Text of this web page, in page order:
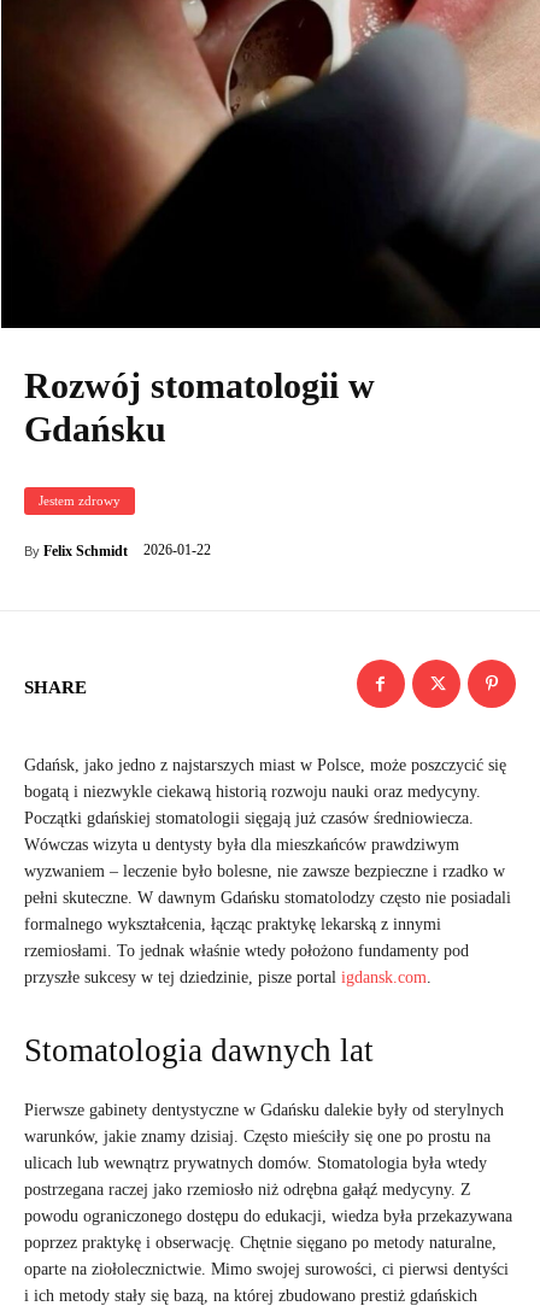
Rozwój stomatologii w
Gdańsku
Jestem zdrowy
By Felix Schmidt 2026-01-22
SHARE
Gdańsk, jako jedno z najstarszych miast w Polsce, może poszczycić się
bogatą i niezwykle ciekawą historią rozwoju nauki oraz medycyny.
Początki gdańskiej stomatologii sięgają już czasów średniowiecza.
Wówczas wizyta u dentysty była dla mieszkańców prawdziwym
wyzwaniem – leczenie było bolesne, nie zawsze bezpieczne i rzadko w
pełni skuteczne. W dawnym Gdańsku stomatolodzy często nie posiadali
formalnego wykształcenia, łącząc praktykę lekarską z innymi
rzemiosłami. To jednak właśnie wtedy położono fundamenty pod
przyszłe sukcesy w tej dziedzinie, pisze portal igdansk.com
Stomatologia dawnych lat
Pierwsze gabinety dentystyczne w Gdańsku dalekie były od sterylnych
warunków, jakie znamy dzisiaj. Często mieściły się one po prostu na
ulicach lub wewnątrz prywatnych domów. Stomatologia była wtedy
postrzegana raczej jako rzemiosło niż odrębna gałąź medycyny. Z
powodu ograniczonego dostępu do edukacji, wiedza była przekazywana
poprzez praktykę i obserwację. Chętnie sięgano po metody naturalne,
oparte na ziołolecznictwie. Mimo swojej surowości, ci pierwsi dentyści
i ich metody stały się bazą, na której zbudowano prestiż gdańskich